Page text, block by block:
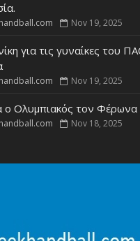
Nov 19, 2025
για τις γυναίκες του
Nov 19, 2025
ο Ολυμπιακός τον Φέρωνα
Nov 18, 2025